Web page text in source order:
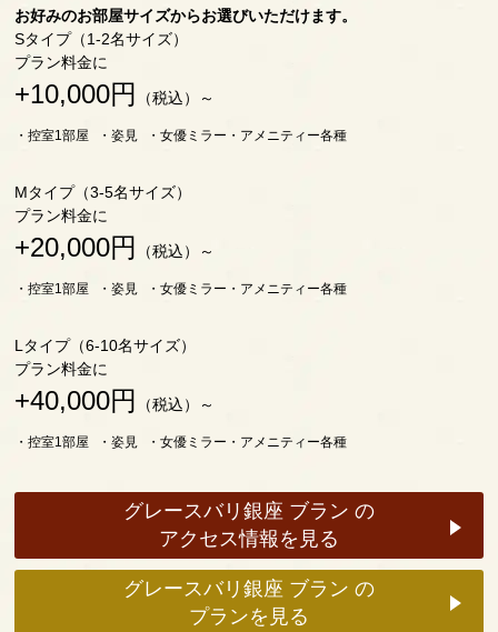
お好みのお部屋サイズからお選びいただけます。
Sタイプ（1-2名サイズ）
プラン料金に
+10,000円 （税込）～
控室1部屋 姿見 女優ミラー アメニティー各種
Mタイプ（3-5名サイズ）
プラン料金に
+20,000円 （税込）～
控室1部屋 姿見 女優ミラー アメニティー各種
Lタイプ（6-10名サイズ）
プラン料金に
+40,000円 （税込）～
控室1部屋 姿見 女優ミラー アメニティー各種
グレースバリ銀座 ブラン の
アクセス情報を見る
グレースバリ銀座 ブラン の
プランを見る